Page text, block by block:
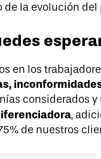
de la evolución
en los
considerados
,
de nuestros